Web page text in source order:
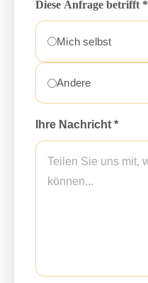
Diese Anfrage betrifft *
Mich selbst
Andere
Ihre Nachricht *